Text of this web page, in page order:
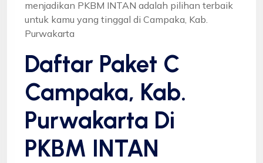
menjadikan PKBM INTAN adalah pilihan terbaik
untuk kamu yang tinggal di Campaka, Kab.
Purwakarta
Daftar Paket C
Campaka, Kab.
Purwakarta Di
PKBM INTAN